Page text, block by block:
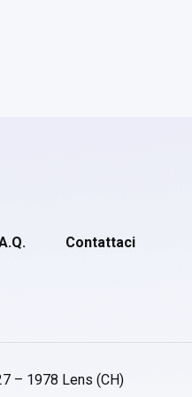
Contattaci
– 1978 Lens (CH)